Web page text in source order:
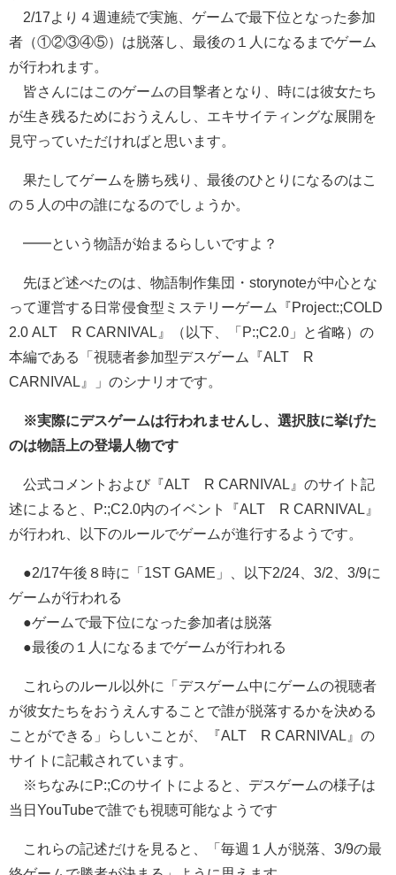
2/17より４週連続で実施、ゲームで最下位となった参加
者（①②③④⑤）は脱落し、最後の１人になるまでゲーム
が行われます。
皆さんにはこのゲームの目撃者となり、時には彼女たち
が生き残るためにおうえんし、エキサイティングな展開を
見守っていただければと思います。
果たしてゲームを勝ち残り、最後のひとりになるのはこ
の５人の中の誰になるのでしょうか。
━━という物語が始まるらしいですよ？
先ほど述べたのは、物語制作集団・storynoteが中心とな
って運営する日常侵食型ミステリーゲーム『Project:;COLD
2.0 ALTÆR CARNIVAL』（以下、「P:;C2.0」と省略）の
本編である「視聴者参加型デスゲーム『ALTÆR
CARNIVAL』」のシナリオです。
※実際にデスゲームは行われませんし、選択肢に挙げた
のは物語上の登場人物です
公式コメントおよび『ALTÆR CARNIVAL』のサイト記
述によると、P:;C2.0内のイベント『ALTÆR CARNIVAL』
が行われ、以下のルールでゲームが進行するようです。
●2/17午後８時に「1ST GAME」、以下2/24、3/2、3/9に
ゲームが行われる
●ゲームで最下位になった参加者は脱落
●最後の１人になるまでゲームが行われる
これらのルール以外に「デスゲーム中にゲームの視聴者
が彼女たちをおうえんすることで誰が脱落するかを決める
ことができる」らしいことが、『ALTÆR CARNIVAL』の
サイトに記載されています。
※ちなみにP:;Cのサイトによると、デスゲームの様子は
当日YouTubeで誰でも視聴可能なようです
これらの記述だけを見ると、「毎週１人が脱落、3/9の最